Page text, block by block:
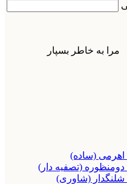
مرا به خاطر بسپار
(ساده)
(تصفیه دار)
(شاوری)